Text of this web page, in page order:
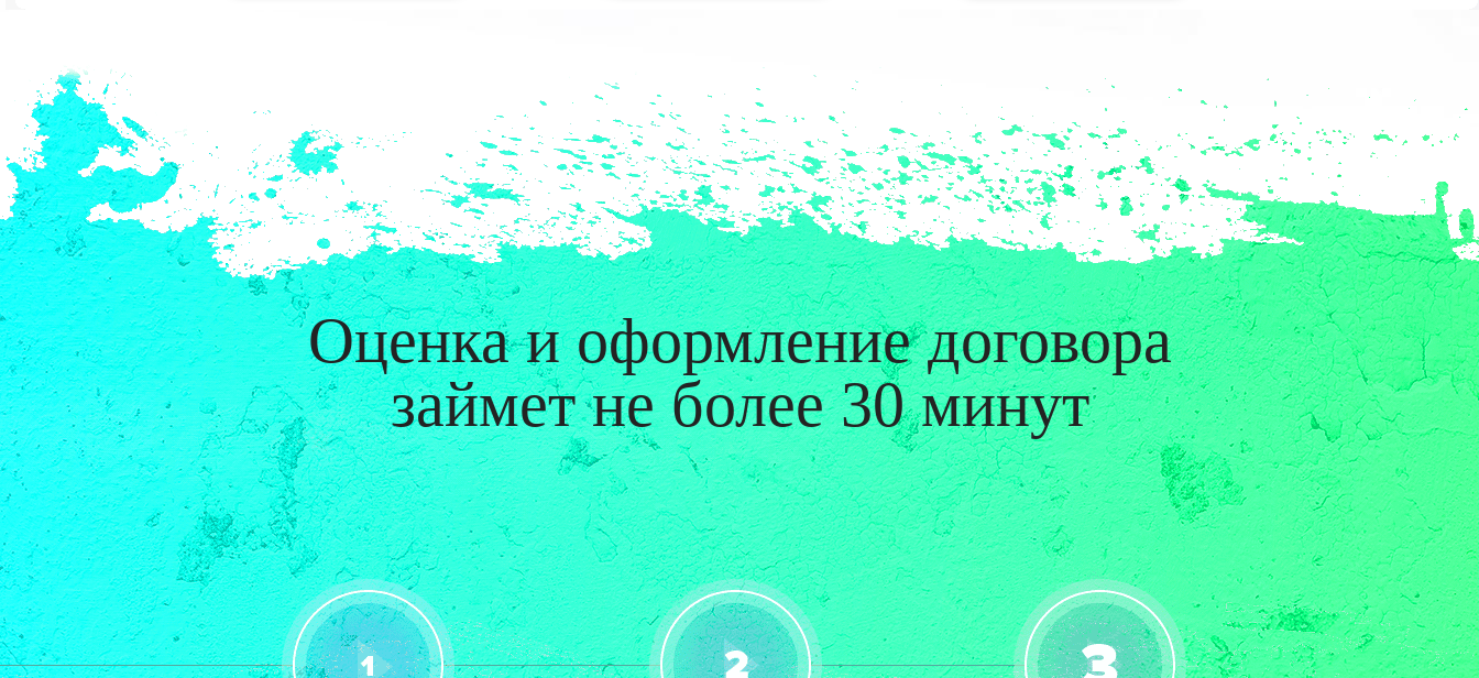
Оценка и оформление договора
займетне более 30 минут